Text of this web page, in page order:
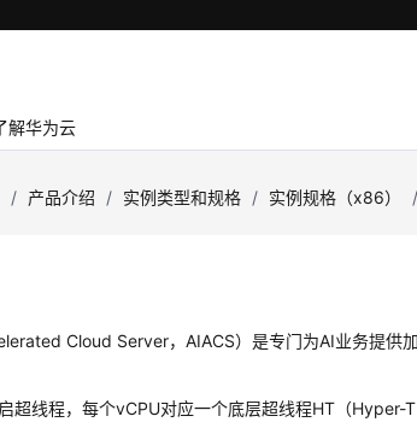
解华为云
/ 产品介绍 / 实例类型和规格 / 实例规格（x86）
Cloud Server，AIACS）是专门为AI业务提供
超线程，每个vCPU对应一个底层超线程HT（Hyper-